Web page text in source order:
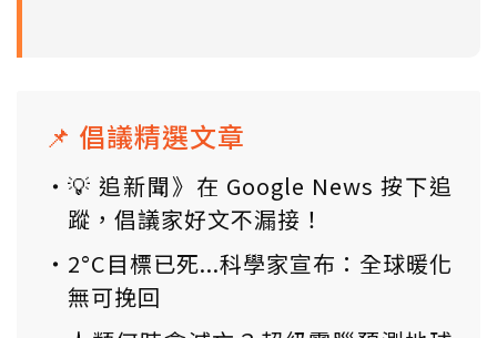
📌 倡議精選文章
💡 追新聞》在 Google News 按下追
蹤，倡議家好文不漏接！
2°C目標已死...科學家宣布：全球暖化
無可挽回